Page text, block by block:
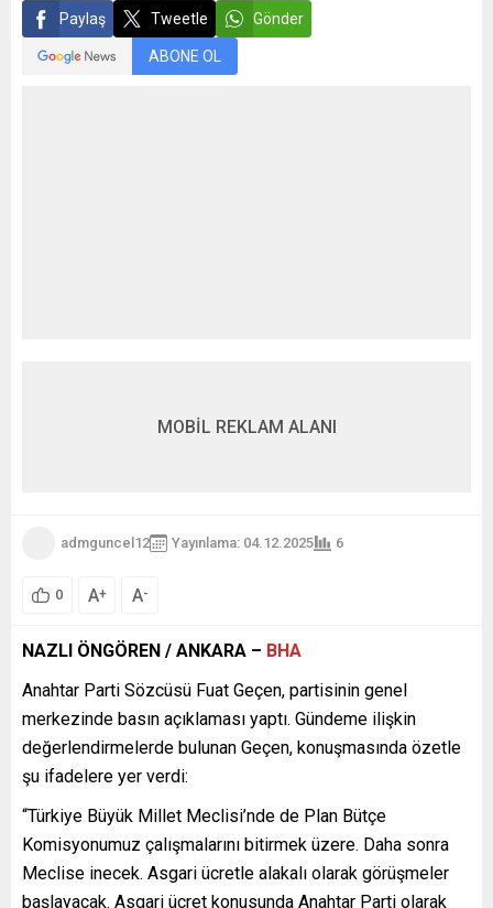
Paylaş Tweetle Gönder
ABONE OL
MOBİL REKLAM ALANI
admguncel12 Yayınlama: 04.12.2025 6
0 A+ A-
NAZLI ÖNGÖREN / ANKARA – BHA
Anahtar Parti Sözcüsü Fuat Geçen, partisinin genel
merkezinde basın açıklaması yaptı. Gündeme ilişkin
değerlendirmelerde bulunan Geçen, konuşmasında özetle
şu ifadelere yer verdi:
“Türkiye Büyük Millet Meclisi’nde de Plan Bütçe
Komisyonumuz çalışmalarını bitirmek üzere. Daha sonra
Meclise inecek. Asgari ücretle alakalı olarak görüşmeler
başlayacak. Asgari ücret konusunda Anahtar Parti olarak